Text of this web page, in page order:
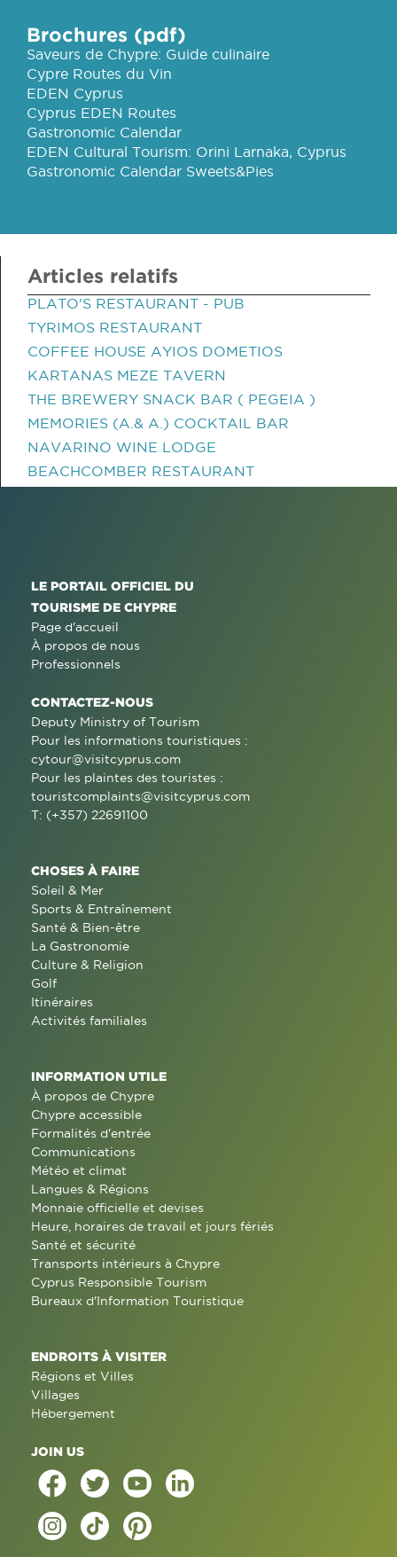
Brochures (pdf)
Saveurs de Chypre: Guide culinaire
Cypre Routes du Vin
EDEN Cyprus
Cyprus EDEN Routes
Gastronomic Calendar
EDEN Cultural Tourism: Orini Larnaka, Cyprus
Gastronomic Calendar Sweets&Pies
Articles relatifs
PLATO'S RESTAURANT - PUB
TYRIMOS RESTAURANT
COFFEE HOUSE AYIOS DOMETIOS
KARTANAS MEZE TAVERN
THE BREWERY SNACK BAR ( PEGEIA )
MEMORIES (A.& A.) COCKTAIL BAR
NAVARINO WINE LODGE
BEACHCOMBER RESTAURANT
LE PORTAIL OFFICIEL DU
TOURISME DE CHYPRE
Page d'accueil
À propos de nous
Professionnels
CONTACTEZ-NOUS
Deputy Ministry of Tourism
Pour les informations touristiques :
cytour@visitcyprus.com
Pour les plaintes des touristes :
touristcomplaints@visitcyprus.com
T: (+357) 22691100
CHOSES À FAIRE
Soleil & Mer
Sports & Entraînement
Santé & Bien-être
La Gastronomie
Culture & Religion
Golf
Itinéraires
Activités familiales
INFORMATION UTILE
À propos de Chypre
Chypre accessible
Formalités d'entrée
Communications
Météo et climat
Langues & Régions
Monnaie officielle et devises
Heure, horaires de travail et jours fériés
Santé et sécurité
Transports intérieurs à Chypre
Cyprus Responsible Tourism
Bureaux d'Information Touristique
ENDROITS À VISITER
Régions et Villes
Villages
Hébergement
JOIN US